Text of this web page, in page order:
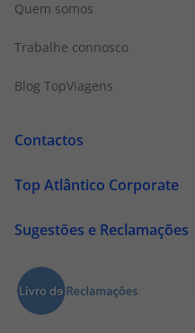
Quem somos
Trabalhe connosco
Blog TopViagens
Contactos
Top Atlântico Corporate
Sugestões e Reclamações